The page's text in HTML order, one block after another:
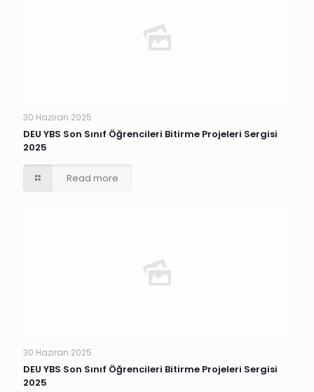
30 Haziran 2025
DEU YBS Son Sınıf Öğrencileri Bitirme Projeleri Sergisi
2025
Read more
30 Haziran 2025
DEU YBS Son Sınıf Öğrencileri Bitirme Projeleri Sergisi
2025